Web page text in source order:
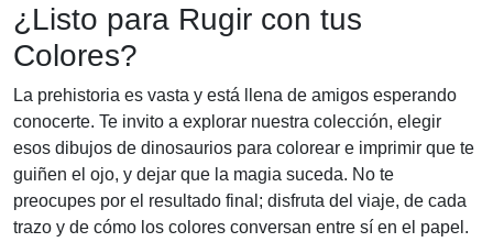
¿Listo para Rugir con tus
Colores?
La prehistoria es vasta y está llena de amigos esperando
conocerte. Te invito a explorar nuestra colección, elegir
esos dibujos de dinosaurios para colorear e imprimir que te
guiñen el ojo, y dejar que la magia suceda. No te
preocupes por el resultado final; disfruta del viaje, de cada
trazo y de cómo los colores conversan entre sí en el papel.